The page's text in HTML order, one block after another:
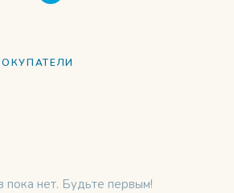
пока нет. Будьте первым!